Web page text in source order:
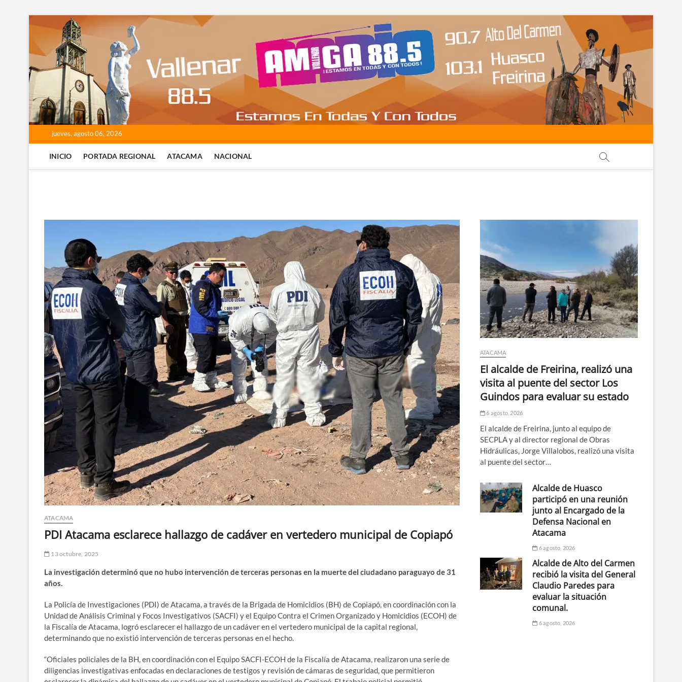
contenido
jueves, agosto 06, 2026
INICIO PORTADA REGIONAL ATACAMA NACIONAL
ATACAMA
PDI Atacama esclarece hallazgo de cadáver en vertedero municipal de Copiapó
13 octubre, 2025
La investigación determinó que no hubo intervención de terceras personas en la muerte del ciudadano paraguayo de 31
años.
La Policía de Investigaciones (PDI) de Atacama, a través de la Brigada de Homicidios (BH) de Copiapó, en coordinación con la
Unidad de Análisis Criminal y Focos Investigativos (SACFI) y el Equipo Contra el Crimen Organizado y Homicidios (ECOH) de
la Fiscalía de Atacama, logró esclarecer el hallazgo de un cadáver en el vertedero municipal de la capital regional,
determinando que no existió intervención de terceras personas en el hecho.
“Oficiales policiales de la BH, en coordinación con el Equipo SACFI-ECOH de la Fiscalía de Atacama, realizaron una serie de
diligencias investigativas enfocadas en declaraciones de testigos y revisión de cámaras de seguridad, que permitieron
ATACAMA
El alcalde de Freirina, realizó una
visita al puente del sector Los
Guindos para evaluar su estado
6 agosto, 2026
El alcalde de Freirina, junto al equipo de
SECPLA y al director regional de Obras
Hidráulicas, Jorge Villalobos, realizó una visita
al puente del sector…
Alcalde de Huasco
participó en una reunión
junto al Encargado de la
Defensa Nacional en
Atacama
6 agosto, 2026
Alcalde de Alto del Carmen
recibió la visita del General
Claudio Paredes para
evaluar la situación
comunal.
6 agosto, 2026